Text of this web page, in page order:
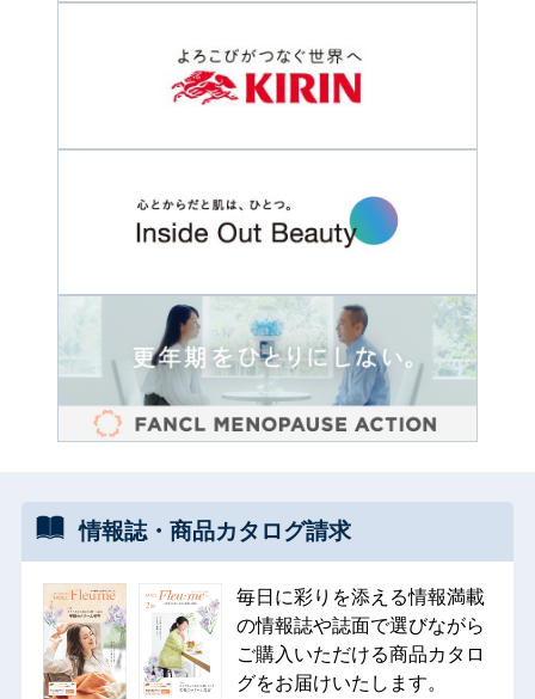
情報誌・ 商品カタログ請求
毎日に彩りを添える情報満載
の情報誌や誌面で選びながら
ご購入いただける商品カタロ
グをお届けいたします。